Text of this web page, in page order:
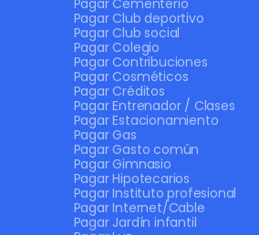
Pagar Cementerio
Pagar Club deportivo
Pagar Club social
Pagar Colegio
Pagar Contribuciones
Pagar Cosméticos
Pagar Créditos
Pagar Entrenador / Clases
Pagar Estacionamiento
Pagar Gas
Pagar Gasto común
Pagar Gimnasio
Pagar Hipotecarios
Pagar Instituto profesional
Pagar Internet/Cable
Pagar Jardín infantil